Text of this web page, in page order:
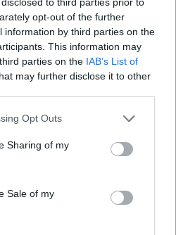
opt-out of the further
information by third parties on the
This information may
parties on the IAB’s List of
may further disclose it to other
Opt Outs
Sharing of my
Sale of my